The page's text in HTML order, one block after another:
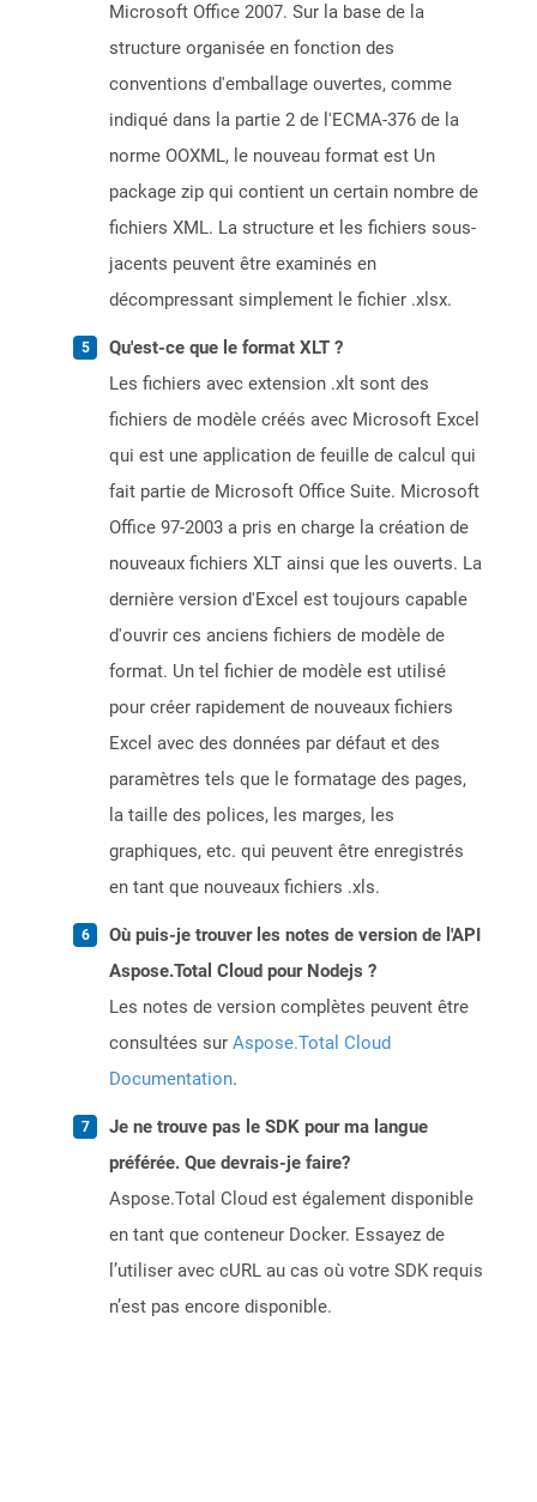
Microsoft Office 2007. Sur la base de la
structure organisée en fonction des
conventions d'emballage ouvertes, comme
indiqué dans la partie 2 de l'ECMA-376 de la
norme OOXML, le nouveau format est Un
package zip qui contient un certain nombre de
fichiers XML. La structure et les fichiers sous-
jacents peuvent être examinés en
décompressant simplement le fichier .xlsx.
Qu'est-ce que le format XLT ?
Les fichiers avec extension .xlt sont des
fichiers de modèle créés avec Microsoft Excel
qui est une application de feuille de calcul qui
fait partie de Microsoft Office Suite. Microsoft
Office 97-2003 a pris en charge la création de
nouveaux fichiers XLT ainsi que les ouverts. La
dernière version d'Excel est toujours capable
d'ouvrir ces anciens fichiers de modèle de
format. Un tel fichier de modèle est utilisé
pour créer rapidement de nouveaux fichiers
Excel avec des données par défaut et des
paramètres tels que le formatage des pages,
la taille des polices, les marges, les
graphiques, etc. qui peuvent être enregistrés
en tant que nouveaux fichiers .xls.
Où puis-je trouver les notes de version de l'API
Aspose.Total Cloud pour Nodejs ?
Les notes de version complètes peuvent être
consultées sur Aspose.Total Cloud
Documentation.
Je ne trouve pas le SDK pour ma langue
préférée. Que devrais-je faire?
Aspose.Total Cloud est également disponible
en tant que conteneur Docker. Essayez de
l’utiliser avec cURL au cas où votre SDK requis
n’est pas encore disponible.